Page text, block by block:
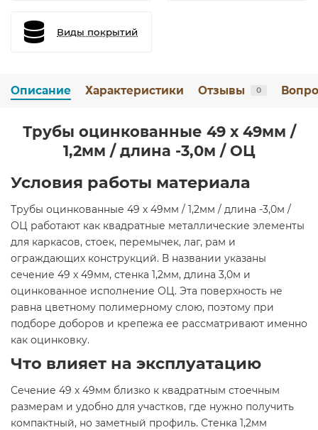
Виды покрытий
Описание Характеристики Отзывы 0
Трубы оцинкованные 49 х 49мм /
1,2мм / длина -3,0м / ОЦ
Условия работы материала
Трубы оцинкованные 49 х 49мм / 1,2мм / длина -3,0м /
ОЦ работают как квадратные металлические элементы
для каркасов, стоек, перемычек, лаг, рам и
ограждающих конструкций. В названии указаны
сечение 49 х 49мм, стенка 1,2мм, длина 3,0м и
оцинкованное исполнение ОЦ. Эта поверхность не
равна цветному полимерному слою, поэтому при
подборе доборов и крепежа ее рассматривают именно
как оцинковку.
Что влияет на эксплуатацию
Сечение 49 х 49мм близко к квадратным стоечным
размерам и удобно для участков, где нужно получить
компактный, но заметный профиль. Стенка 1,2мм